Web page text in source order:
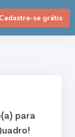
Cadastre-se grátis
para